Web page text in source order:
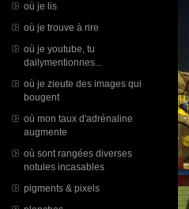
où je lis
où je trouve à rire
où je youtube, tu
dailymentionnes...
où je zieute des images qui
bougent
où mon taux d'adrénaline
augmente
où sont rangées diverses
notules incasables
pigments & pixels